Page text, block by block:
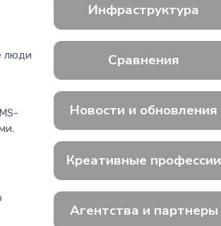
люди
Инфраструктура
Сравнения
Новости и обновления
Креативные профессии
Агентства и партнеры